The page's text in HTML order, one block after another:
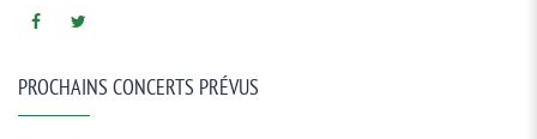
PROCHAINS CONCERTS PRÉVUS